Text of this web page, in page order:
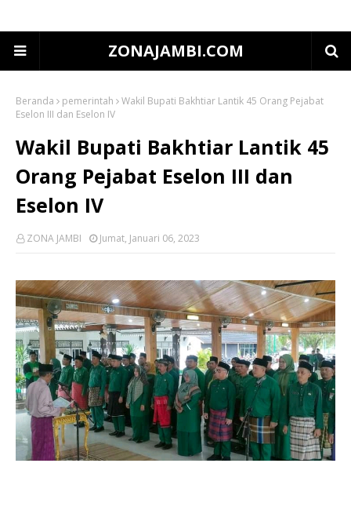
ZONAJAMBI.COM
Beranda pemerintah
Wakil Bupati Bakhtiar Lantik 45 Orang Pejabat
Eselon III dan Eselon IV
Wakil Bupati Bakhtiar Lantik 45
Orang Pejabat Eselon III dan
Eselon IV
ZONA JAMBI Jumat, Januari 06, 2023